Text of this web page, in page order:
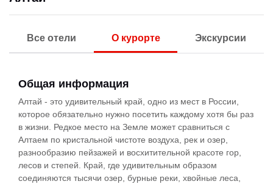
Все отели О курорте Экскурсии
Общая информация
Алтай - это удивительный край, одно из мест в России,
которое обязательно нужно посетить каждому хотя бы раз
в жизни. Редкое место на Земле может сравниться с
Алтаем по кристальной чистоте воздуха, рек и озер,
разнообразию пейзажей и восхитительной красоте гор,
лесов и степей. Край, где удивительным образом
соединяются тысячи озер, бурные реки, хвойные леса,